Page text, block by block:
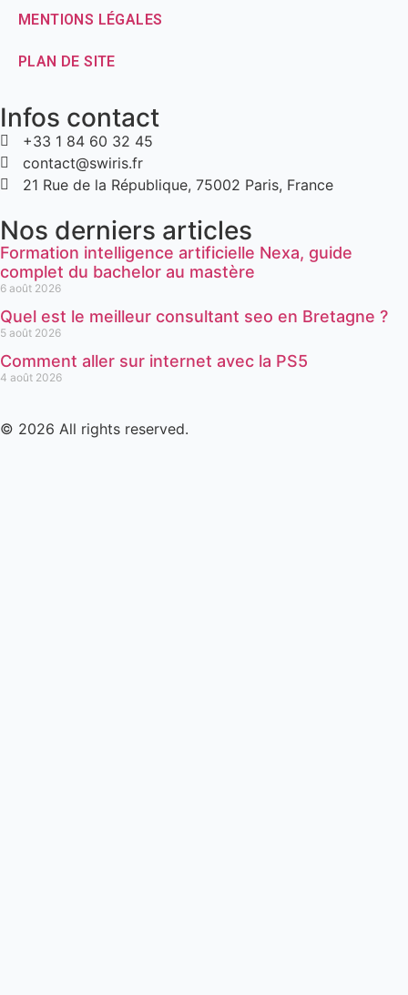
MENTIONS LÉGALES
PLAN DE SITE
Infos contact
+33 1 84 60 32 45
contact@swiris.fr
21 Rue de la République, 75002 Paris, France
Nos derniers articles
Formation intelligence artificielle Nexa, guide
complet du bachelor au mastère
6 août 2026
Quel est le meilleur consultant seo en Bretagne ?
5 août 2026
Comment aller sur internet avec la PS5
4 août 2026
© 2026 All rights reserved.